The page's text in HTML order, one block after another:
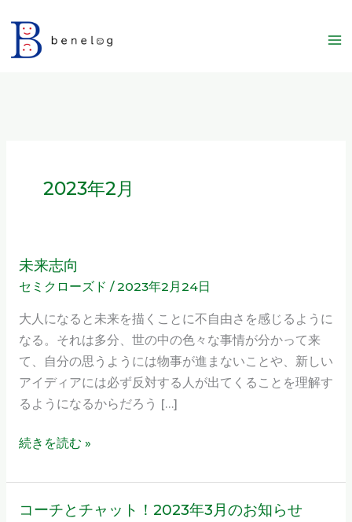
を
2023年2月
未来志向
セミクローズド /2023年2月24日
大人になると未来を描くことに不自由さを感じるように
なる。それは多分、世の中の色々な事情が分かって来
て、自分の思うようには物事が進まないことや、新しい
アイディアには必ず反対する人が出てくることを理解す
るようになるからだろう […]
未
来
続きを読む »
コーチとチャット！2023年3月のお知らせ
コ